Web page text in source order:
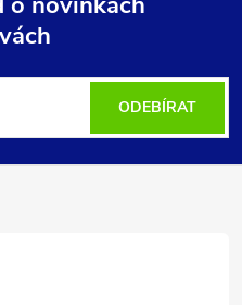
ODEBÍRAT